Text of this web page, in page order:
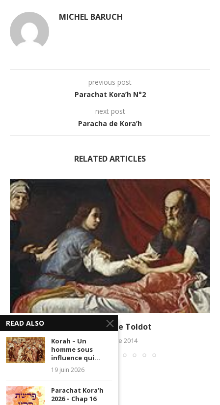
MICHEL BARUCH
previous post
Parachat Kora’h N°2
next post
Paracha de Kora’h
RELATED ARTICLES
La Paracha de Toldot
21 novembre 2014
READ ALSO
Korah – Un
homme sous
influence qui...
19 juin 2026
Parachat Kora’h
2026 – Chap 16